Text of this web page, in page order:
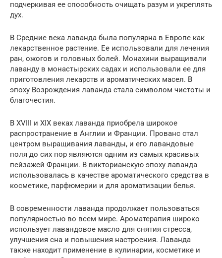
подчеркивая ее способность очищать разум и укреплять
дух.
В Средние века лаванда была популярна в Европе как
лекарственное растение. Ее использовали для лечения
ран, ожогов и головных болей. Монахини выращивали
лаванду в монастырских садах и использовали ее для
приготовления лекарств и ароматических масел. В
эпоху Возрождения лаванда стала символом чистоты и
благочестия.
В XVIII и XIX веках лаванда приобрела широкое
распространение в Англии и Франции. Прованс стал
центром выращивания лаванды, и его лавандовые
поля до сих пор являются одним из самых красивых
пейзажей Франции. В викторианскую эпоху лаванда
использовалась в качестве ароматического средства в
косметике, парфюмерии и для ароматизации белья.
В современности лаванда продолжает пользоваться
популярностью во всем мире. Ароматерапия широко
использует лавандовое масло для снятия стресса,
улучшения сна и повышения настроения. Лаванда
также находит применение в кулинарии, косметике и